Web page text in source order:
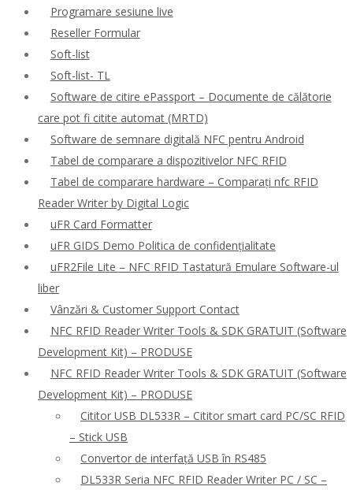
Programare sesiune live
Reseller Formular
Soft-list
Soft-list- TL
Software de citire ePassport – Documente de călătorie
care pot fi citite automat (MRTD)
Software de semnare digitală NFC pentru Android
Tabel de comparare a dispozitivelor NFC RFID
Tabel de comparare hardware – Comparați nfc RFID
Reader Writer by Digital Logic
uFR Card Formatter
uFR GIDS Demo Politica de confidențialitate
uFR2File Lite – NFC RFID Tastatură Emulare Software-ul
liber
Vânzări & Customer Support Contact
NFC RFID Reader Writer Tools & SDK GRATUIT (Software
Development Kit) – PRODUSE
NFC RFID Reader Writer Tools & SDK GRATUIT (Software
Development Kit) – PRODUSE
Cititor USB DL533R – Cititor smart card PC/SC RFID
– Stick USB
Convertor de interfață USB în RS485
DL533R Seria NFC RFID Reader Writer PC / SC –